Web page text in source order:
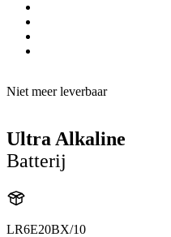
Niet meer leverbaar
Ultra Alkaline
Batterij
LR6E20BX/10